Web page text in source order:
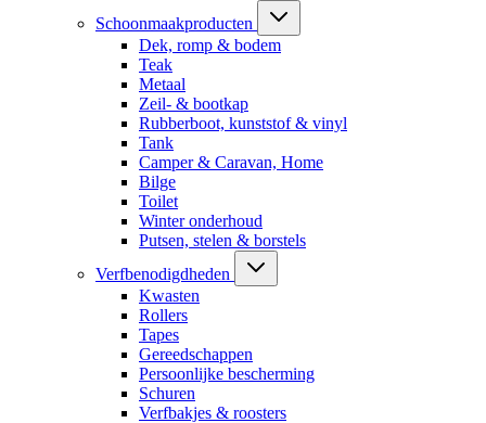
Schoonmaakproducten
Dek, romp & bodem
Teak
Metaal
Zeil- & bootkap
Rubberboot, kunststof & vinyl
Tank
Camper & Caravan, Home
Bilge
Toilet
Winter onderhoud
Putsen, stelen & borstels
Verfbenodigdheden
Kwasten
Rollers
Tapes
Gereedschappen
Persoonlijke bescherming
Schuren
Verfbakjes & roosters